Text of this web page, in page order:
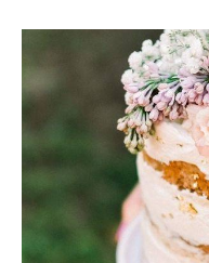
Para saber como tratamos e
política de privacidade